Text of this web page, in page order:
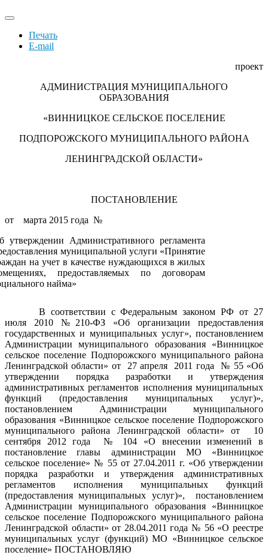
Печать
E-mail
проект
АДМИНИСТРАЦИЯ МУНИЦИПАЛЬНОГО
ОБРАЗОВАНИЯ
«ВИННИЦКОЕ СЕЛЬСКОЕ ПОСЕЛЕНИЕ
ПОДПОРОЖСКОГО МУНИЦИПАЛЬНОГО РАЙОНА
ЛЕНИНГРАДСКОЙ ОБЛАСТИ»
ПОСТАНОВЛЕНИЕ
от марта 2015 года №
утверждении Административного регламента
муниципальной услуги «Принятие
на учет в качестве нуждающихся в жилых
предоставляемых по договорам
найма»
В соответствии с Федеральным законом РФ от 27
июля 2010 №210-ФЗ «Об организации предоставления
государственных и муниципальных услуг», постановлением
Администрации муниципального образования «Винницкое
сельское поселение Подпорожского муниципального района
Ленинградской области» от 27 апреля 2011 года № 55 «Об
утверждении порядка разработки и утверждения
административных регламентов исполнения муниципальных
функций (предоставления муниципальных услуг)»,
постановлением Администрации муниципального
образования «Винницкое сельское поселение Подпорожского
муниципального района Ленинградской области» от 10
сентября 2012 года № 104 «О внесении изменений в
постановление главы администрации МО «Винницкое
сельское поселение» № 55 от 27.04.2011 г. «Об утверждении
порядка разработки и утверждения административных
регламентов исполнения муниципальных функций
(предоставления муниципальных услуг)», постановлением
Администрации муниципального образования «Винницкое
сельское поселение Подпорожского муниципального района
Ленинградской области» от 28.04.2011 года № 56 «О реестре
муниципальных услуг (функций) МО «Винницкое сельское
поселение» ПОСТАНОВЛЯЮ